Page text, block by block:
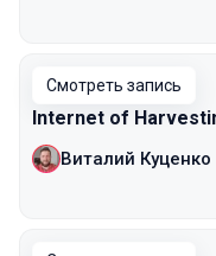
Смотреть запись
Internet of
Виталий Куценко